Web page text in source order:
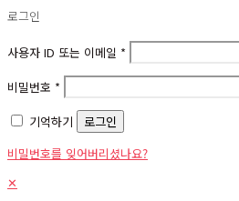
로그인
사용자 ID 또는 이메일 *
비밀번호 *
기억하기
로그인
비밀번호를 잊어버리셨나요?
✕